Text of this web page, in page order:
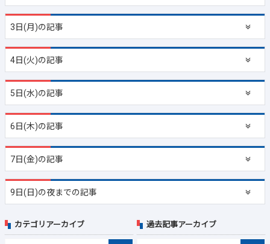
3日(月)の記事
4日(火)の記事
5日(水)の記事
6日(木)の記事
7日(金)の記事
9日(日)の夜までの記事
カテゴリアーカイブ 過去記事アーカイブ